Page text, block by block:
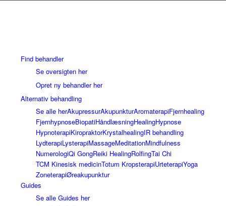
Find behandler
Se oversigten her
Opret ny behandler her
Alternativ behandling
Se alle herAkupressurAkupunkturAromaterapiFjernhealing
FjernhypnoseBiopatiHåndlæsningHealingHypnose
HypnoterapiKiropraktorKrystalhealingIR behandling
LydterapiLysterapiMassageMeditationMindfulness
NumerologiQi GongReiki HealingRolfingTai Chi
TCM Kinesisk medicinTotum KropsterapiUrteterapiYoga
ZoneterapiØreakupunktur
Guides
Se alle Guides her